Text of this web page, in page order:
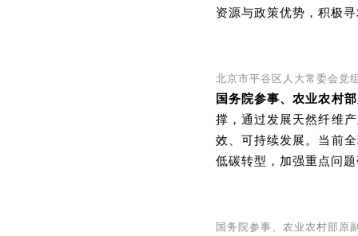
资源与政策优势，积极
北京市平谷区人大常委会党
国务院参事、农业农村
撑，通过发展天然纤维
效、可持续发展。当前
低碳转型，加强重点问
国务院参事、农业农村部原